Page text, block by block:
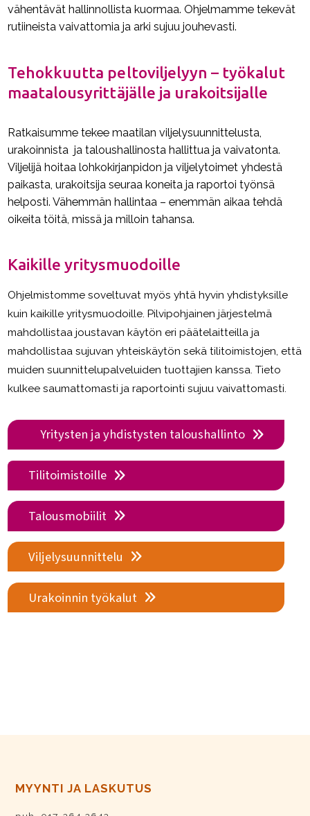
vähentävät hallinnollista kuormaa. Ohjelmamme tekevät
rutiineista vaivattomia ja arki sujuu jouhevasti.
Tehokkuutta peltoviljelyyn – työkalut
maatalousyrittäjälle ja urakoitsijalle
Ratkaisumme tekee maatilan viljelysuunnittelusta,
urakoinnista ja taloushallinosta hallittua ja vaivatonta.
Viljelijä hoitaa lohkokirjanpidon ja viljelytoimet yhdestä
paikasta, urakoitsija seuraa koneita ja raportoi työnsä
helposti. Vähemmän hallintaa – enemmän aikaa tehdä
oikeita töitä, missä ja milloin tahansa.
Kaikille yritysmuodoille
Ohjelmistomme soveltuvat myös yhtä hyvin yhdistyksille
kuin kaikille yritysmuodoille. Pilvipohjainen järjestelmä
mahdollistaa joustavan käytön eri päätelaitteilla ja
mahdollistaa sujuvan yhteiskäytön sekä tilitoimistojen, että
muiden suunnittelupalveluiden tuottajien kanssa. Tieto
kulkee saumattomasti ja raportointi sujuu vaivattomasti.
Yritysten ja yhdistysten taloushallinto
Tilitoimistoille
Talousmobiilit
Viljelysuunnittelu
Urakoinnin työkalut
MYYNTI JA LASKUTUS